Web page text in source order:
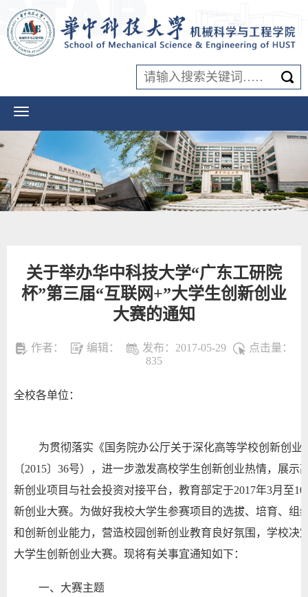
关于举办华中科技大学“广东工研院
杯”第三届“互联网+”大学生创新创业
大赛的通知
作者： 编辑： 发布：2017-05-29
点击量：
835
全校各单位：
为贯彻落实《国务院办公厅关于深化高等学校创新创
〔2015〕36号），进一步激发高校学生创新创业热情，展
新创业项目与社会投资对接平台，教育部定于2017年3月至
新创业大赛。为做好我校大学生参赛项目的选拔、培育、组
和创新创业能力，营造校园创新创业教育良好氛围，学校决
大学生创新创业大赛。现将有关事宜通知如下：
一、大赛主题